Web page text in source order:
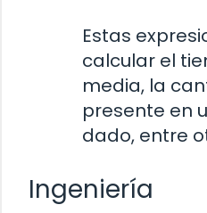
Estas
calcular el
media, la
presente en
dado, entre
Ingeniería